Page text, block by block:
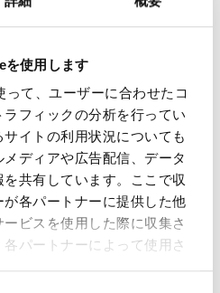
を使用します
て、ユーザーに合わせたコ
フィックの分析を行ってい
イトの利用状況についても
ディアや広告配信、データ
共有しています。ここで収
各パートナーに提供した他
ビスを使用した際に収集さ
パートナーによって使用さ
1
1（ピンクレモネードフレーバ
）
Lemonade 0mg
填不可のベイプポッド。ポッ